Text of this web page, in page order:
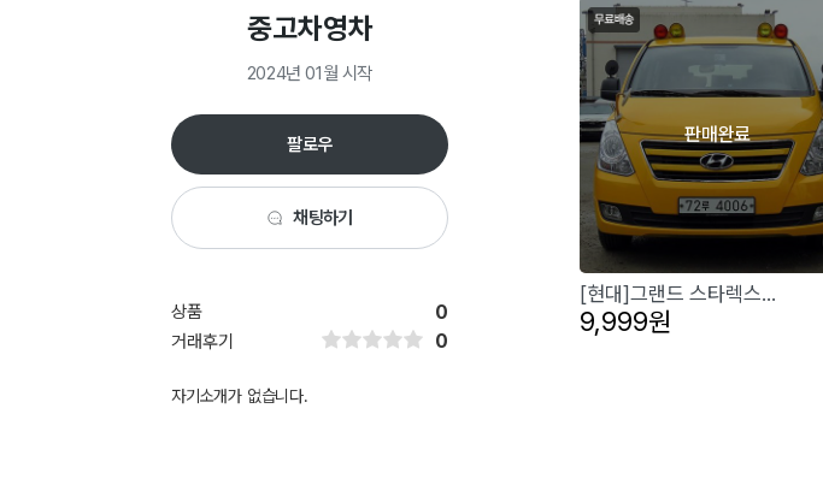
중고차영차
2024년 01월 시작
팔로우
채팅하기
상품 0
거래후기 0
자기소개가 없습니다.
판매완료
[현대]그랜드 스타렉스...
9,999원